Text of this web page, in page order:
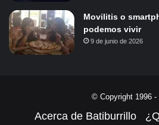
Movilitis o
podemos vivir
9 de junio de 2026
© Copyright 1996 -
Acerca de Batiburrillo